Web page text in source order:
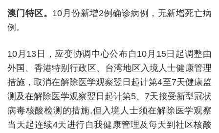
澳门特区。 10月份新增2例确诊病例，无新增死亡病
例。
10月13日，应变协调中心公布自10月15日起调整由
外国、香港特别行政区、台湾地区入境人士健康管理
措施，取消在解除医学观察翌日起计第4至7天健康监
测及在解除医学观察翌日起计第5、7天接受新型冠状
病毒核酸检测的措施,但入境人士须在解除医学观察
当天起连续4天进行自我健康管理及每天到社区核酸